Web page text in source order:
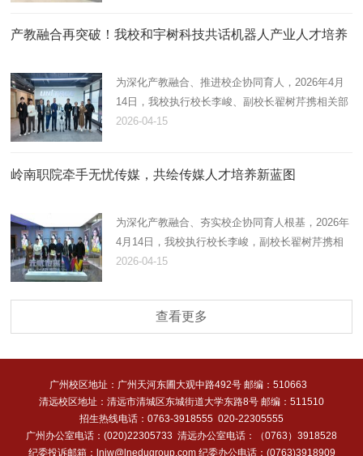
产教融合再突破！我校和宇树科技共话机器人产业人才培养
为深化产教融合、推进校企协同育人，2026年4月
14日，我校执行校长李峻、副校长翟树芹携相关部
门、二级学院（书院）负责人赴杭州宇树科技有限
2026-04-15
岭南职院牵手无忧传媒，共绘传媒人才培养新蓝图
为深化产教融合、夯实校企协同育人根基，2026年
4月14日，我校执行校长李峻，副校长翟树芹携相
关职能部门、二级学院（书院）负责同志赴杭州无
流。校企双方围绕共建新…
2026-04-15
查看更多
广州校区地址：广州天河东圃大观中路492号 邮编：510663
清远校区地址：清远市清城区东城街道大学东路8号 邮编：511510
招生热线电话：0763-3918555 020-22305555
广州办公室电话：(020)22305733 清远办公室电话：（0763）3918528
纪委投诉邮箱：lnjw@lnedugroup.com 纪委办公电话：(0763)3918909